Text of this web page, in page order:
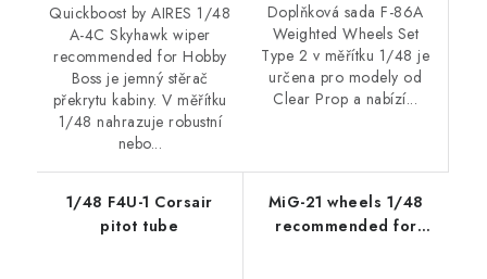
Quickboost by AIRES 1/48
A-4C Skyhawk wiper
recommended for Hobby
Boss je jemný stěrač
překrytu kabiny. V měřítku
1/48 nahrazuje robustní
nebo...
Doplňková sada F-86A
Weighted Wheels Set
Type 2 v měřítku 1/48 je
určena pro modely od
Clear Prop a nabízí...
1/48 F4U-1 Corsair
pitot tube
MiG-21 wheels 1/48
recommended for